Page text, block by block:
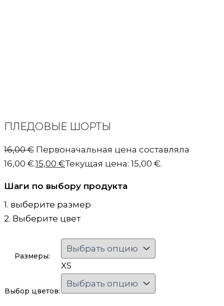
ПЛЕДОВЫЕ ШОРТЫ
16,00€ Первоначальная цена составляла
16,00 €.15,00 €Текущая цена: 15,00 €.
Шаги по выбору продукта
1. выберите размер
2. Выберите цвет
Размеры:
XS
Выбор цветов: